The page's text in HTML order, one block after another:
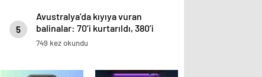
5
Avustralya’da kıyıya vuran
balinalar: 70’i kurtarıldı, 380’i
öldü
749 kez okundu